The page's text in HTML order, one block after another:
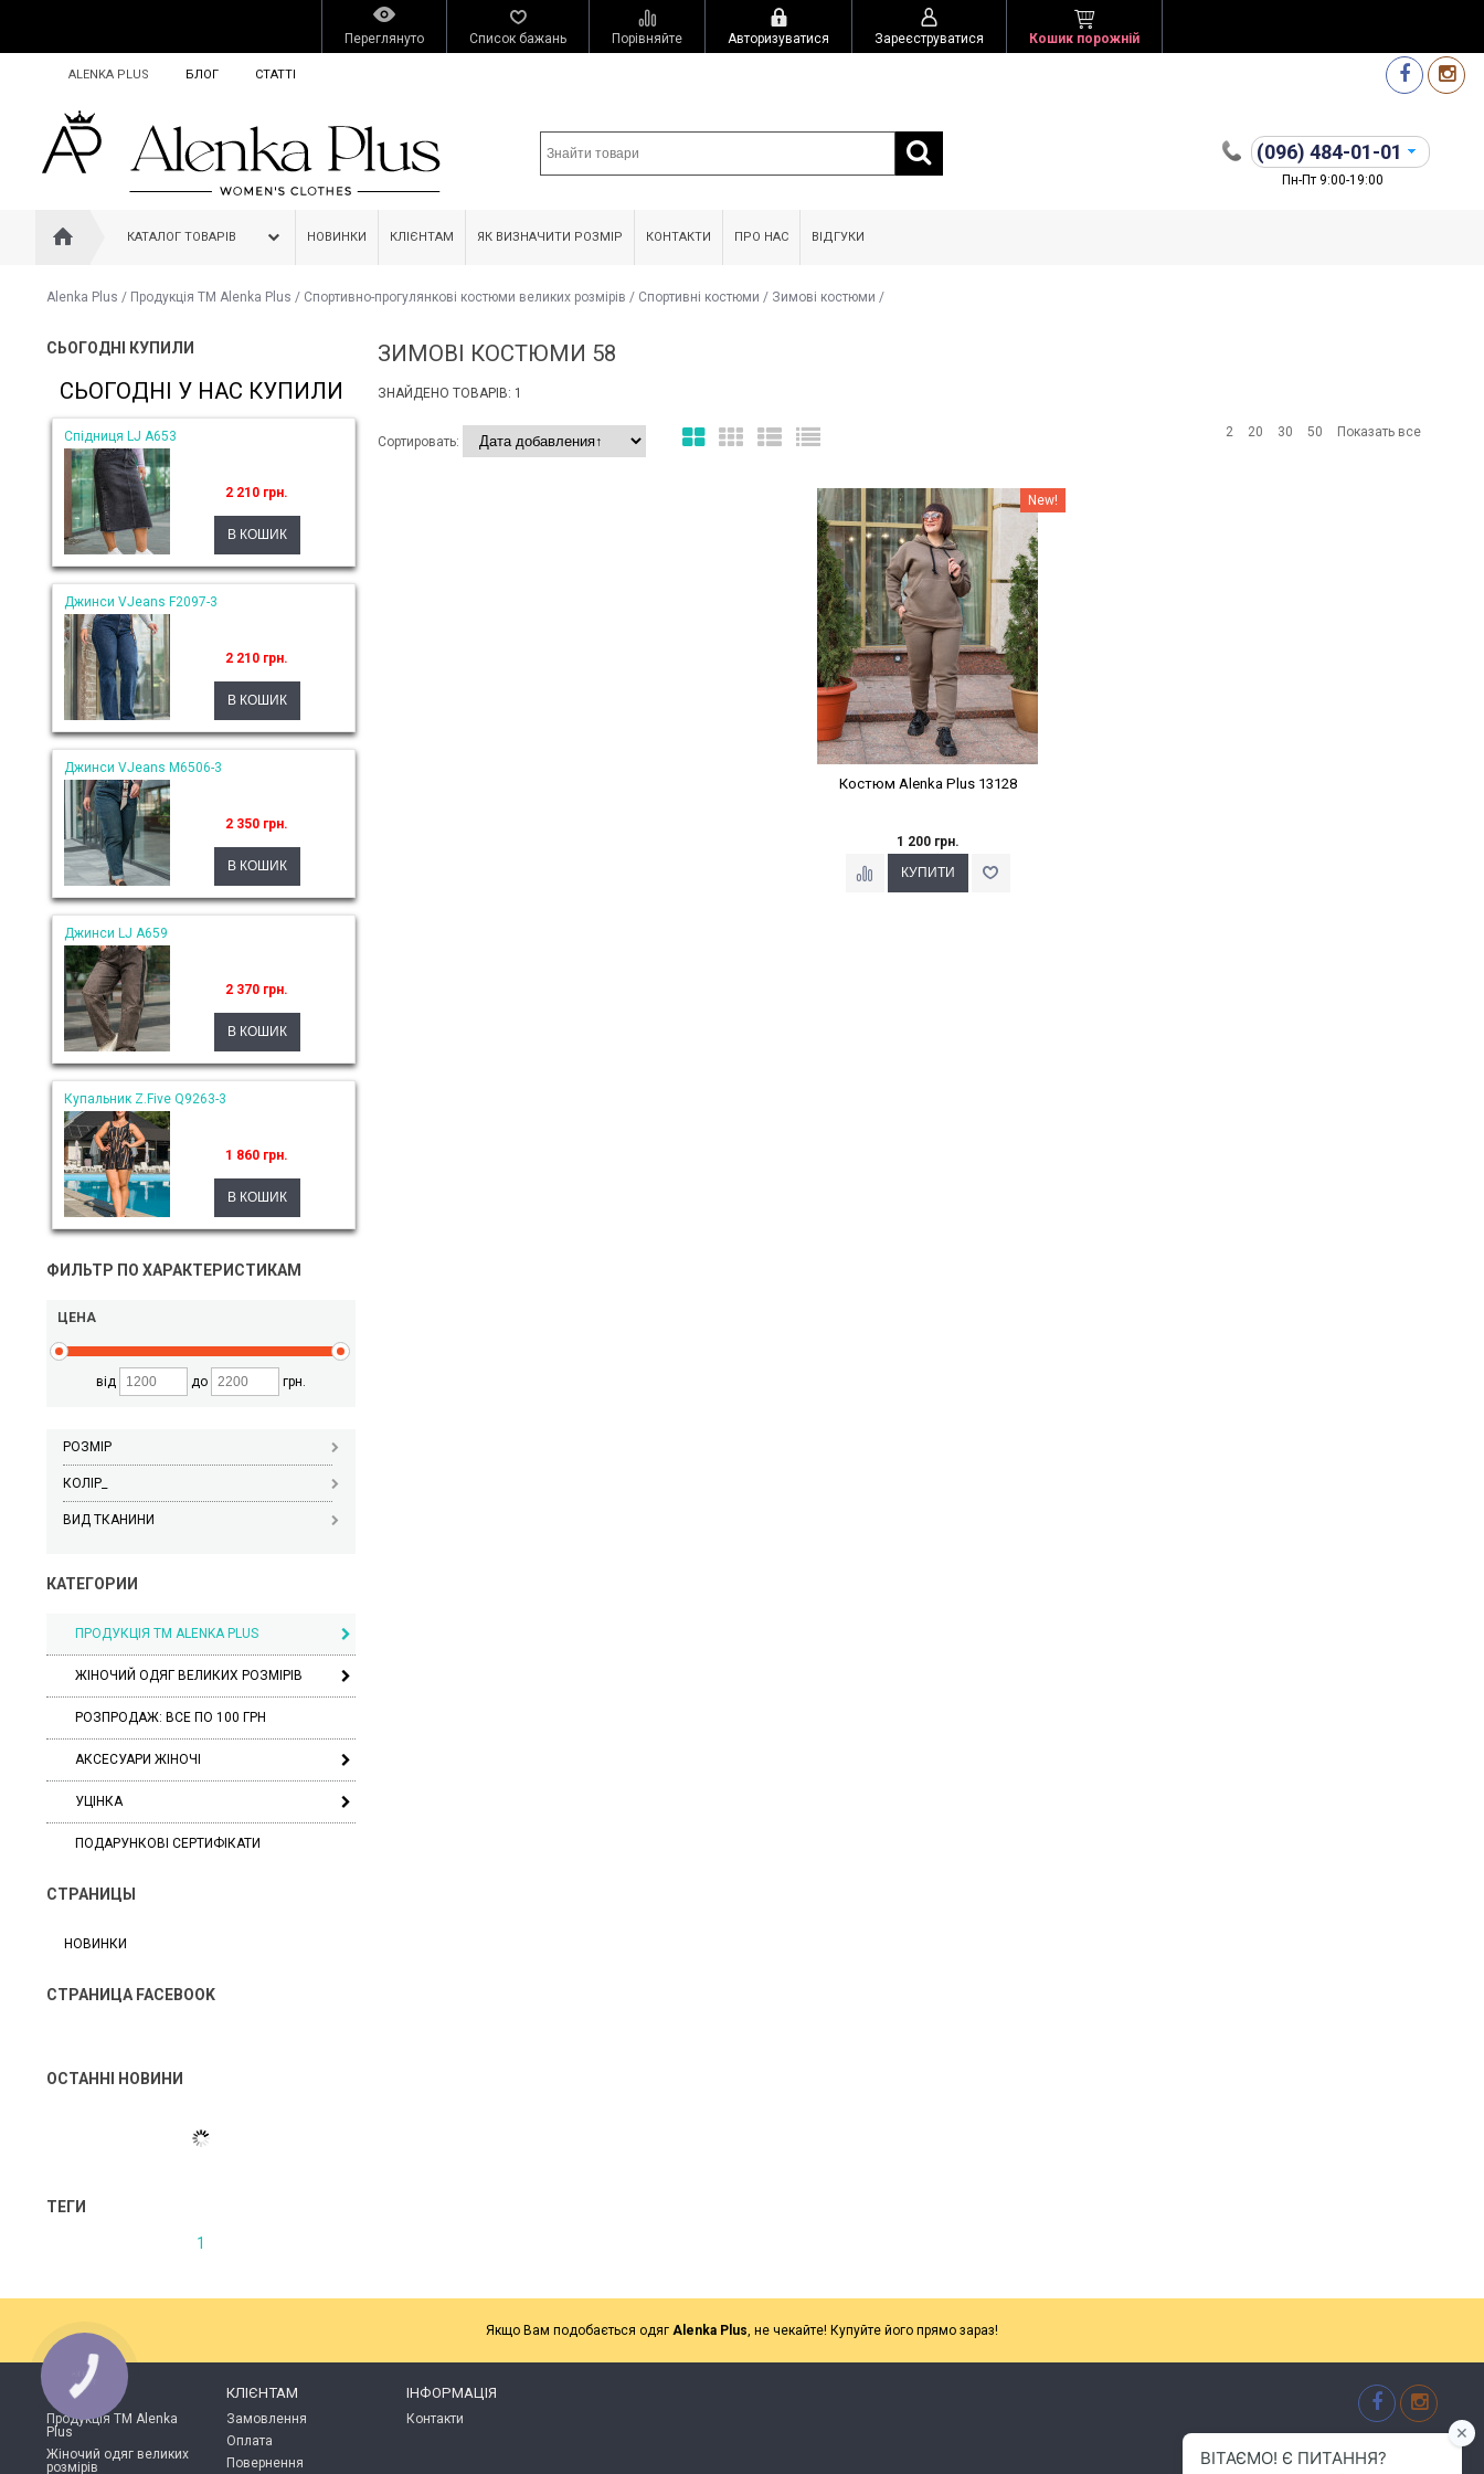
Переглянуто Список бажань Порівняйте Авторизуватися Зареєструватися Кошик порожній
ALENKA PLUS БЛОГ СТАТТІ
(096) 484-01-01
Пн-Пт 9:00-19:00
КАТАЛОГ ТОВАРІВ НОВИНКИ КЛІЄНТАМ ЯК ВИЗНАЧИТИ РОЗМІР КОНТАКТИ ПРО НАС ВІДГУКИ
Alenka Plus / Продукція ТМ Alenka Plus / Спортивно-прогулянкові костюми великих розмірів / Спортивні костюми / Зимові костюми /
СЬОГОДНІ КУПИЛИ
СЬОГОДНІ У НАС КУПИЛИ
Спідниця LJ A653
2 210 грн.
Джинси VJeans F2097-3
2 210 грн.
Джинси VJeans M6506-3
2 350 грн.
Джинси LJ A659
2 370 грн.
Купальник Z.Five Q9263-3
1 860 грн.
ФИЛЬТР ПО ХАРАКТЕРИСТИКАМ
ЦЕНА
від до грн.
РОЗМІР
КОЛІР_
ВИД ТКАНИНИ
КАТЕГОРИИ
ПРОДУКЦІЯ ТМ ALENKA PLUS
ЖІНОЧИЙ ОДЯГ ВЕЛИКИХ РОЗМІРІВ
РОЗПРОДАЖ: ВСЕ ПО 100 ГРН
АКСЕСУАРИ ЖІНОЧІ
УЦІНКА
ПОДАРУНКОВІ СЕРТИФІКАТИ
СТРАНИЦЫ
НОВИНКИ
СТРАНИЦА FACEBOOK
ОСТАННІ НОВИНИ
ТЕГИ
1
ЗИМОВІ КОСТЮМИ 58
ЗНАЙДЕНО ТОВАРІВ: 1
Сортировать:
2 20 30 50 Показать все
Наклейки Варіант з % New!
Костюм Alenka Plus 13128
1 200 грн.
Якщо Вам подобається одяг Alenka Plus , не чекайте! Купуйте його прямо зараз!
КАТАЛОГ
Продукція ТМ Alenka
Plus
Жіночий одяг великих
розмірів
КЛІЄНТАМ
Замовлення
Оплата
Повернення
ІНФОРМАЦІЯ
Контакти
м.Хмельницький
(096) 484-01-01
КНОПКА
ЗВ'ЯЗКУ